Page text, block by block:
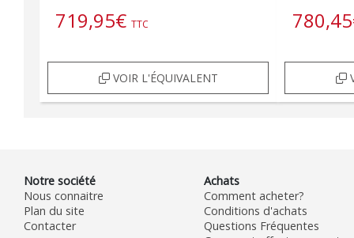
719,95€ TTC
VOIR L'ÉQUIVALENT
780,45
Notre société
Nous connaitre
Plan du site
Contacter
Achats
Comment acheter?
Conditions d'achats
Questions Fréquentes